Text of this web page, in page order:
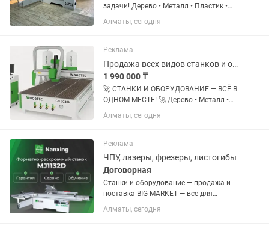
задачи! Дерево • Металл • Пластик •
Алюминий ЧПУ, лазеры, фрезеры,
листогибы — в наличии и под заказ.
Алматы, сегодня
Реклама
Продажа всех видов станков и оборудования
1 990 000 ₸
🚀 СТАНКИ И ОБОРУДОВАНИЕ — ВСЁ В
ОДНОМ МЕСТЕ! 🚀 Дерево • Металл •
Пластик • Алюминий ЧПУ • Лазеры •
Фрезеры • Листогибы В наличии и под
BIG-MARKET — Продажа •...
Алматы, сегодня
Реклама
ЧПУ, лазеры, фрезеры, листогибы
Договорная
Станки и оборудование — продажа и
поставка BIG-MARKET — все для
обработки: • Дерево • Металл • Пластик
• Алюминий В ассортименте: • ЧПУ-
Алматы, сегодня